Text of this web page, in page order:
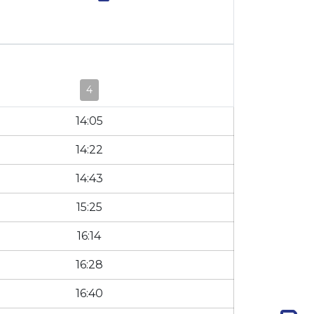
4
14:05
14:22
14:43
15:25
16:14
16:28
16:40